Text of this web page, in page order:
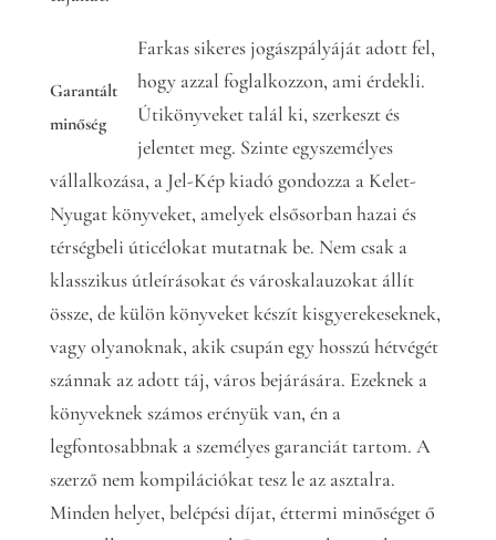
Garantált
minőség
Farkas sikeres jogászpályáját adott fel,
hogy azzal foglalkozzon, ami érdekli.
Útikönyveket talál ki, szerkeszt és
jelentet meg. Szinte egyszemélyes
vállalkozása, a Jel-Kép kiadó gondozza a Kelet-
Nyugat könyveket, amelyek elsősorban hazai és
térségbeli úticélokat mutatnak be. Nem csak a
klasszikus útleírásokat és városkalauzokat állít
össze, de külön könyveket készít kisgyerekeseknek,
vagy olyanoknak, akik csupán egy hosszú hétvégét
szánnak az adott táj, város bejárására. Ezeknek a
könyveknek számos erényük van, én a
legfontosabbnak a személyes garanciát tartom. A
szerző nem kompilációkat tesz le az asztalra.
Minden helyet, belépési díjat, éttermi minőséget ő